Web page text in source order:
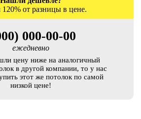
от разницы в цене.
000-00-00
ежедневно
цену ниже на аналогичный
в другой компании, то у нас
этот же потолок по самой
низкой цене!